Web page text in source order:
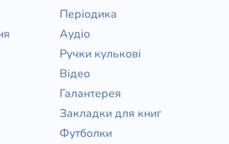
Періодика
Аудіо
Ручки кулькові
Відео
Галантерея
Закладки для книг
Футболки